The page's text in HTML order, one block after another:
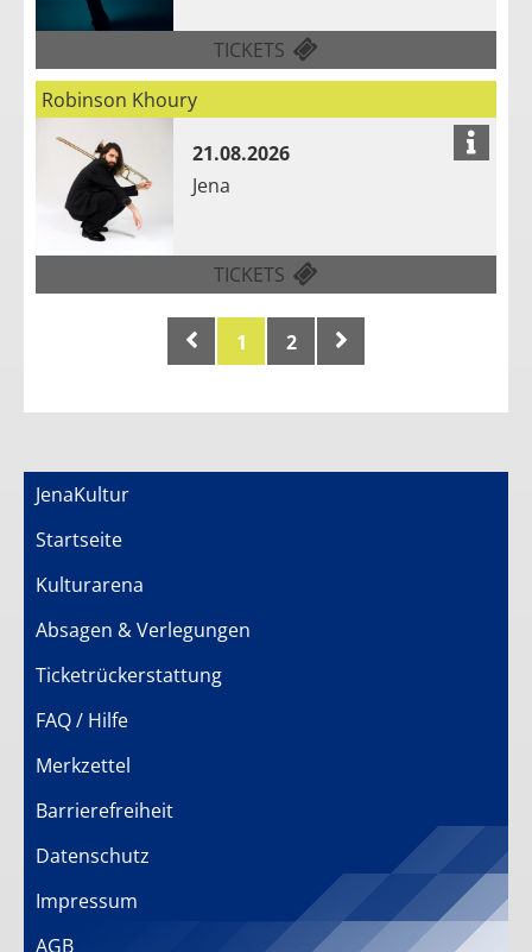
TICKETS
Robinson Khoury
21.08.2026
Jena
TICKETS
1 2
JenaKultur
Startseite
Kulturarena
Absagen & Verlegungen
Ticketrückerstattung
FAQ / Hilfe
Merkzettel
Barrierefreiheit
Datenschutz
Impressum
AGB